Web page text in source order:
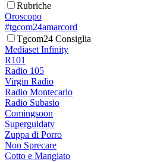
Rubriche
Oroscopo
#tgcom24amarcord
Tgcom24 Consiglia
Mediaset Infinity
R101
Radio 105
Virgin Radio
Radio Montecarlo
Radio Subasio
Comingsoon
Superguidatv
Zuppa di Porro
Non Sprecare
Cotto e Mangiato